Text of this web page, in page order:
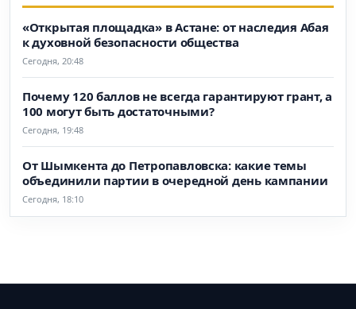
«Открытая площадка» в Астане: от наследия Абая
к духовной безопасности общества
Сегодня, 20:48
Почему 120 баллов не всегда гарантируют грант, а
100 могут быть достаточными?
Сегодня, 19:48
От Шымкента до Петропавловска: какие темы
объединили партии в очередной день кампании
Сегодня, 18:10